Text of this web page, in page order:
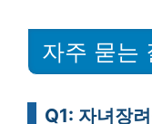
자주 묻는
Q1: 자녀장